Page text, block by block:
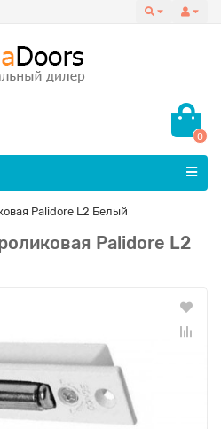
0
Palidore L2 Белый
Palidore L2